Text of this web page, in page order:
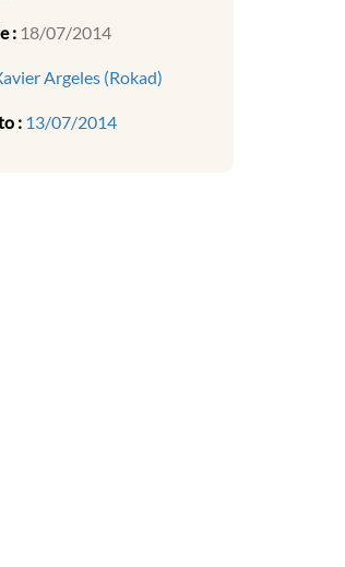
: 18/07/2014
Argeles (Rokad)
: 13/07/2014